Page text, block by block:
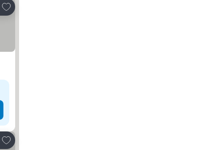
Přidat na seznam oblíbených hotelů
Přidat na seznam oblíbených hotelů